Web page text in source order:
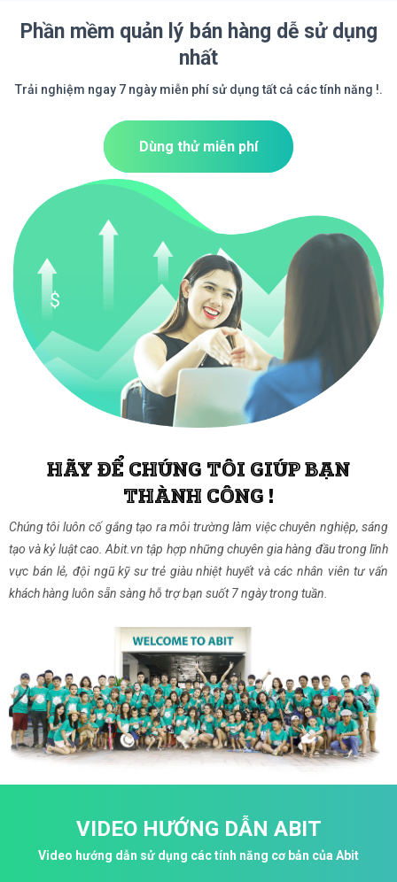
Phần mềm quản lý bán hàng dễ sử dụng
nhất
Trải nghiệm ngay 7 ngày miễn phí sử dụng tất cả các tính năng !.
Dùng thử miễn phí
HÃY ĐỂ CHÚNG TÔI GIÚP BẠN
THÀNH CÔNG !
Chúng tôi luôn cố gắng tạo ra môi trường làm việc chuyên nghiệp, sáng
tạo và kỷ luật cao. Abit.vn tập hợp những chuyên gia hàng đầu trong lĩnh
vực bán lẻ, đội ngũ kỹ sư trẻ giàu nhiệt huyết và các nhân viên tư vấn
khách hàng luôn sẵn sàng hỗ trợ bạn suốt 7 ngày trong tuần.
VIDEO HƯỚNG DẪN ABIT
Video hướng dẫn sử dụng các tính năng cơ bản của Abit